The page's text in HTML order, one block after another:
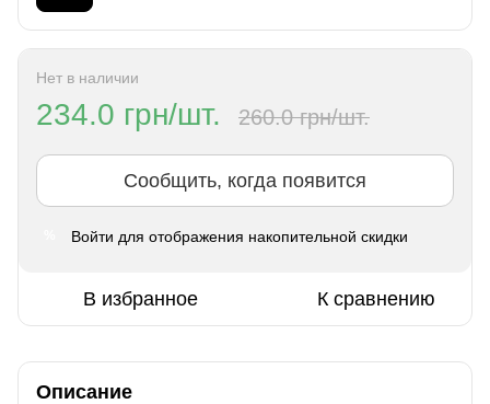
Нет в наличии
234.0 грн/шт. 260.0 грн/шт.
Сообщить, когда появится
Войти для отображения накопительной скидки
В избранное К сравнению
Описание